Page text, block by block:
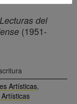
del
(1951-
Artísticas,